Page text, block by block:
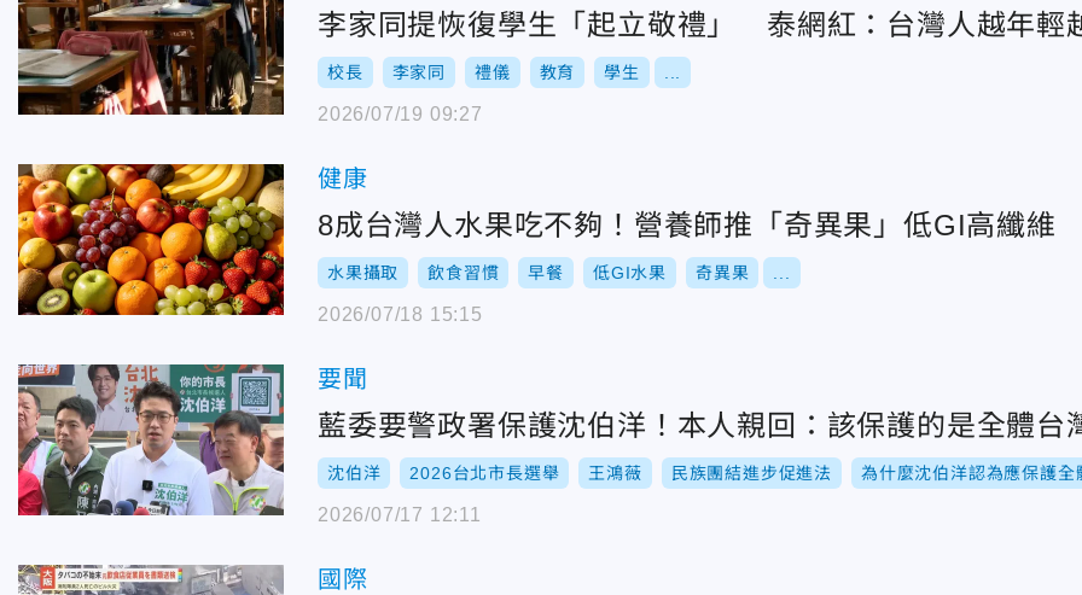
李家同提恢復學生「起立敬禮」 泰網紅：台灣人越年輕
校長 李家同 禮儀 教育 學生
2026/07/19 09:27
健康
8成台灣人水果吃不夠！營養師推「奇異果」低GI高纖維
水果攝取 飲食習慣 早餐 低GI水果 奇異果
2026/07/18 15:15
要聞
藍委要警政署保護沈伯洋！本人親回：該保護的是全體台
沈伯洋 2026台北市長選舉 王鴻薇 民族團結進步促進法 為什麼沈伯洋認為應保護全
2026/07/17 12:11
國際